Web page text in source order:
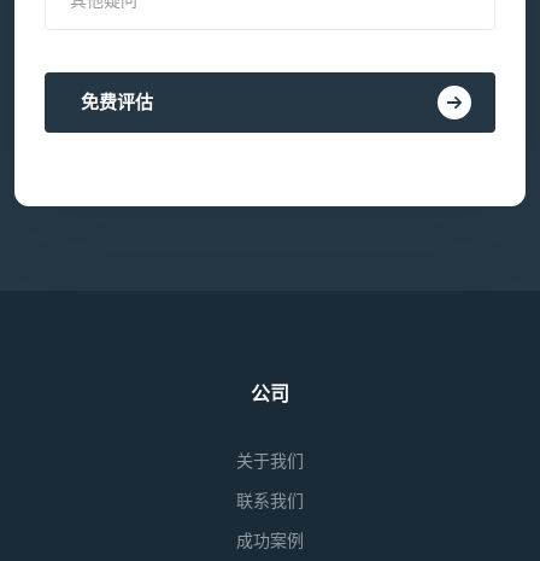
免费评估
公司
关于我们
联系我们
成功案例